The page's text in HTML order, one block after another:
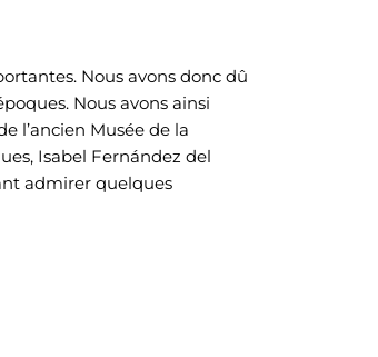
Nous avons donc dû
Nous avons ainsi
l’ancien Musée de la
Isabel Fernández del
admirer quelques